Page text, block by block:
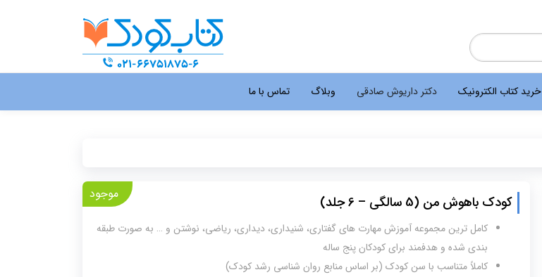
خرید کتاب الکترونیک دکتر داریوش صادقی وبلاگ تماس با ما
کودک باهوش من (5 سالگی – 6 جلد) موجود
کامل ترین مجموعه آموزش مهارت های گفتاری، شنیداری، دیداری، ریاضی، نوشتن و … به صورت طبقه
بندی شده و هدفمند برای کودکان پنج ساله
کاملاً متناسب با سن کودک (بر اساس منابع روان شناسی رشد کودک)